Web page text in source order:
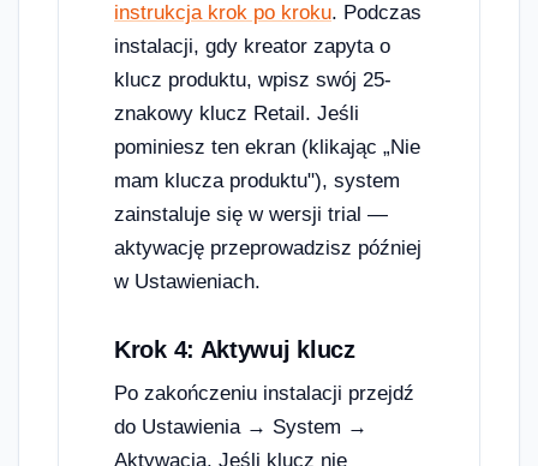
instrukcja krok po kroku. Podczas
instalacji, gdy kreator zapyta o
klucz produktu, wpisz swój 25-
znakowy klucz Retail. Jeśli
pominiesz ten ekran (klikając „Nie
mam klucza produktu"), system
zainstaluje się w wersji trial —
aktywację przeprowadzisz później
w Ustawieniach.
Krok 4: Aktywuj klucz
Po zakończeniu instalacji przejdź
do Ustawienia → System →
Aktywacja. Jeśli klucz nie